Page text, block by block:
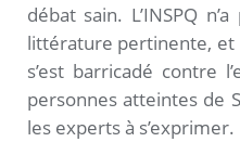
débat sain. L’INSPQ
littérature pertinente, et
s’est barricadé contre
personnes atteintes de
les experts à s’exprimer.